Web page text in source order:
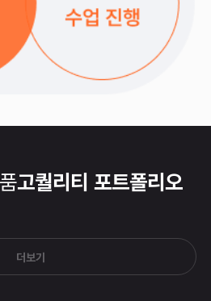
고퀄리티 포트폴리오
더보기